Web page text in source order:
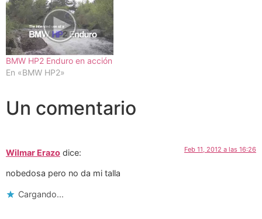
BMW HP2 Enduro en acción
En «BMW HP2»
Un comentario
Wilmar Erazo dice: Feb 11, 2012 a las 16:26
nobedosa pero no da mi talla
Cargando...